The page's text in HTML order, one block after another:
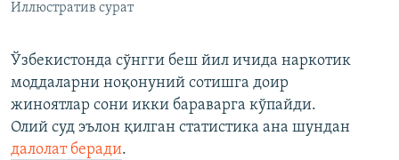
Иллюстратив сурат
Ўзбекистонда сўнгги беш йил ичида наркотик
моддаларни ноқонуний сотишга доир
жиноятлар сони икки бараварга кўпайди.
Олий суд эълон қилган статистика ана шундан
далолат беради.